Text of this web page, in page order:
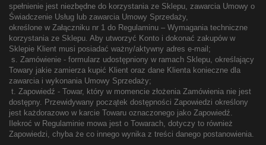
spełnienie jest niezbędne do korzystania ze Sklepu, zawarcia Umowy o
Świadczenie Usług lub zawarcia Umowy Sprzedaży,
określone w Załączniku nr 1 do Regulaminu – Wymagania techniczne
korzystania ze Sklepu. Aby utworzyć Konto i dokonać zakupów w
Sklepie Klient musi posiadać ważny/aktywny adres e-mail;
s. Zamówienie - formularz udostępniony w ramach Sklepu, określający
Towary jakie zamierza kupić Klient oraz dane Klienta konieczne dla
zawarcia i wykonania Umowy Sprzedaży;
t. Zapowiedź - Towar, który w momencie złożenia Zamówienia nie jest
dostępny. Przewidywany początek dostępności Zapowiedzi określony
jest każdorazowo w karcie Towaru oznaczonego jako Zapowiedź.
Ilekroć w Regulaminie mowa jest o Towarach, dotyczy to również
Zapowiedzi, chyba że co innego wynika z treści danego postanowienia.